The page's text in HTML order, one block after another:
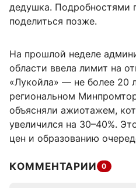
дедушка. Подробностями
поделиться позже.
На прошлой неделе
области ввела лимит на
«Лукойла» — не более 20
региональном
объясняли ажиотажем,
увеличился на 30–40%.
цен и образованию
КОММЕНТАРИИ 0